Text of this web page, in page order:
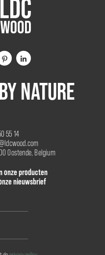
BY NATURE
55 14
Oostende, Belgium
onze producten
nieuwsbrief